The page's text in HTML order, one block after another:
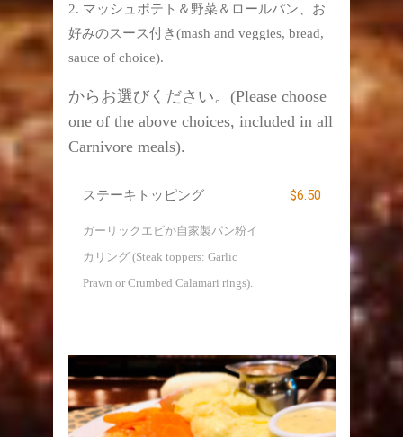
マッシュポテト＆野菜＆ロールパン、お
好みのスース付き(mash and veggies, bread,
sauce of choice).
からお選びください。(Please choose
one of the above choices, included in all
Carnivore meals).
ステーキトッピング
ガーリックエビか自家製パン粉イ
カリング (Steak toppers: Garlic
Prawn or Crumbed Calamari rings).
$6.50